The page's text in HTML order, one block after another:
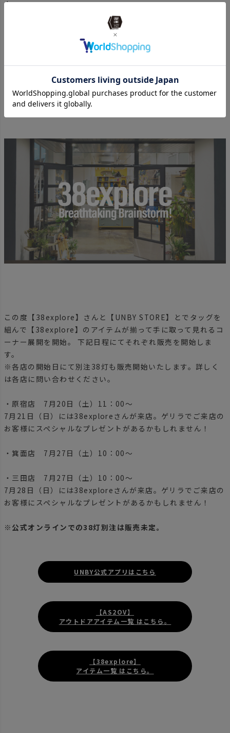
ん。
※弱から長押しで無段階調光も可能です。
UNBY原宿店、箕面店、三田店で
【38explore】のコーナー展開も
開始。
この度【38explore】さんと【UNBY STORE】とでタッグを
組んで【38explore】のアイテムが揃って手に取って見れるコ
ーナー展開を開始。 下記日程にてそれぞれ販売を開始しま
す。
※各店の開始日にて別注38灯も販売開始いたします。詳しく
は各店に問い合わせください。
・原宿店 7月20日（土）11：00～
7月21日（日）には38exploreさんが来店。ゲリラでご来店の
お客様にスペシャルなプレゼントがあるかもしれません！
・箕面店 7月27日（土）10：00～
・三田店 7月27日（土）10：00～
7月28日（日）には38exploreさんが来店。ゲリラでご来店の
お客様にスペシャルなプレゼントがあるかもしれません！
※公式オンラインでの38灯別注は販売未定。
UNBY公式アプリはこちら
【AS2OV】
アウトドアアイテム一覧 はこちら。
【38explore】
アイテム一覧 はこちら。